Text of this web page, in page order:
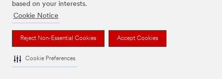
based on your interests.
Cookie Notice
Reject Non-Essential Cookies Accept Cookies
Cookie Preferences